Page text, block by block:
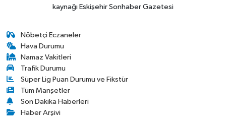
kaynağı Eskişehir Sonhaber Gazetesi
Nöbetçi Eczaneler
Hava Durumu
Namaz Vakitleri
Trafik Durumu
Süper Lig Puan Durumu ve Fikstür
Tüm Manşetler
Son Dakika Haberleri
Haber Arşivi